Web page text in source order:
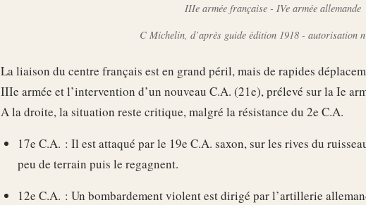
IIIe armée française - IVe armée allemande
C Michelin, d’après guide édition 1918 - autorisation
La liaison du centre français est en grand péril, mais de rapides
IIIe armée et l’intervention d’un nouveau C.A. (21e), prélevé sur la Ie
A la droite, la situation reste critique, malgré la résistance du 2e C.A.
17e C.A. : Il est attaqué par le 19e C.A. saxon, sur les rives du
peu de terrain puis le regagnent.
12e C.A. : Un bombardement violent est dirigé par l’artillerie